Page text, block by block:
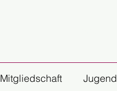
Mitgliedschaft Jugend